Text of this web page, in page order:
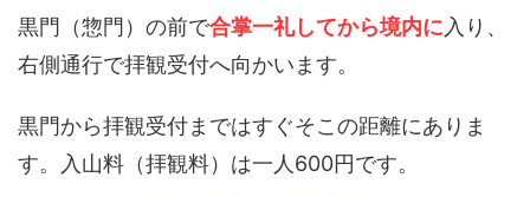
黒門（惣門）の前で合掌一礼してから境内に 入り、
右側通行で拝観受付へ向かいます。
黒門から拝観受付まではすぐそこの距離にありま
す。入山料（拝観料）は一人600円です。